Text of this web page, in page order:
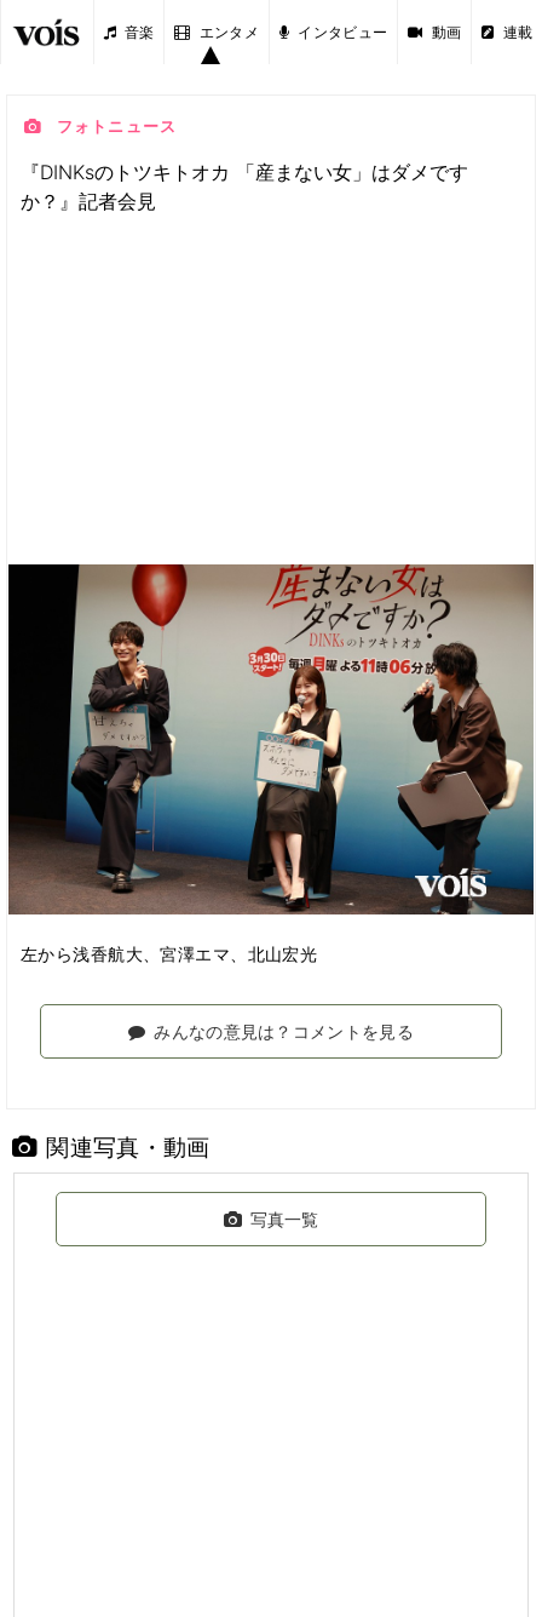
音楽 エンタメ インタビュー 動画 連載
フォトニュース
『DINKsのトツキトオカ 「産まない女」はダメです
か？』記者会見
左から浅香航大、宮澤エマ、北山宏光
みんなの意見は？コメントを見る
関連写真・動画
写真一覧